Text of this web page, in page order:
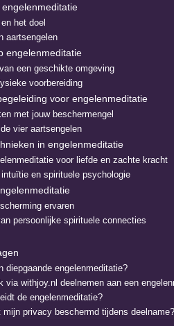
het doel
aartsengelen
engelenmeditatie
een geschikte omgeving
voorbereiding
voor engelenmeditatie
met jouw beschermengel
vier aartsengelen
in engelenmeditatie
voor liefde en zachte kracht
en spirituele psychologie
ervaren
persoonlijke spirituele connecties
diepgaande engelenmeditatie?
via withjoy.nl deelnemen aan een
de engelenmeditatie?
mijn privacy beschermd tijdens deelname?